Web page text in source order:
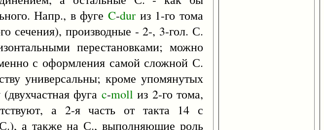
Напр., в фугеC-dur из 1-го тома
сечения), производные - 2-, 3-гол. С.
перестановками; можно
с оформления самой сложной С.
универсальны; кроме упомянутых
фуга c-moll из 2-го тома,
а 2-я часть от такта 14 с
С.), а также на С., выполняющие роль